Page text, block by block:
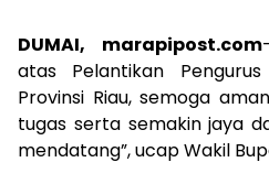
DUMAI, marapipost.com
atas Pelantikan
Provinsi Riau, semoga
tugas serta semakin jaya
mendatang”, ucap Wakil